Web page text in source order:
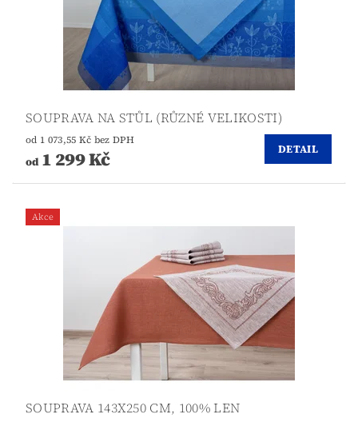
SOUPRAVA NA STŮL (RŮZNÉ VELIKOSTI)
od 1 073,55 Kč bez DPH
od1 299 Kč DETAIL
Akce
SOUPRAVA 143X250 CM, 100% LEN